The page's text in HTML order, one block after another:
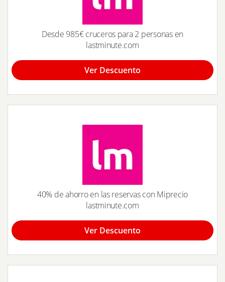
Desde 985€ cruceros para 2 personas en
lastminute.com
Ver Descuento
40% de ahorro en las reservas con Miprecio
lastminute.com
Ver Descuento